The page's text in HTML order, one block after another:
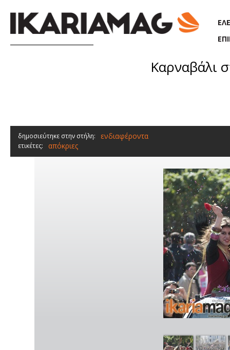
Καρναβάλι
δημοσιεύτηκε στην στήλη: ενδιαφέροντα
ετικέτες: απόκριες